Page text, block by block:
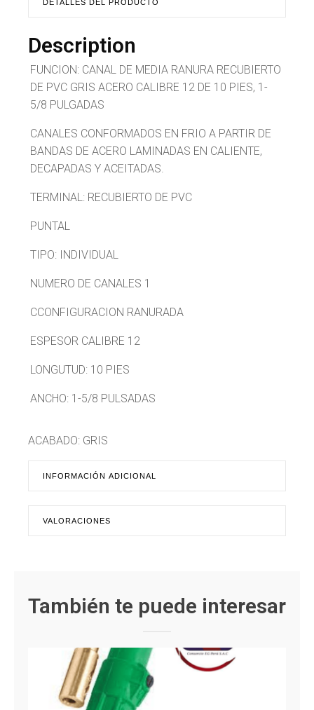
DETALLES DEL PRODUCTO
Description
FUNCION: CANAL DE MEDIA RANURA RECUBIERTO
DE PVC GRIS ACERO CALIBRE 12 DE 10 PIES, 1-
5/8 PULGADAS
CANALES CONFORMADOS EN FRIO A PARTIR DE
BANDAS DE ACERO LAMINADAS EN CALIENTE,
DECAPADAS Y ACEITADAS.
TERMINAL: RECUBIERTO DE PVC
PUNTAL
TIPO: INDIVIDUAL
NUMERO DE CANALES 1
CCONFIGURACION RANURADA
ESPESOR CALIBRE 12
LONGUTUD: 10 PIES
ANCHO: 1-5/8 PULSADAS
ACABADO: GRIS
INFORMACIÓN ADICIONAL
VALORACIONES
También te puede interesar